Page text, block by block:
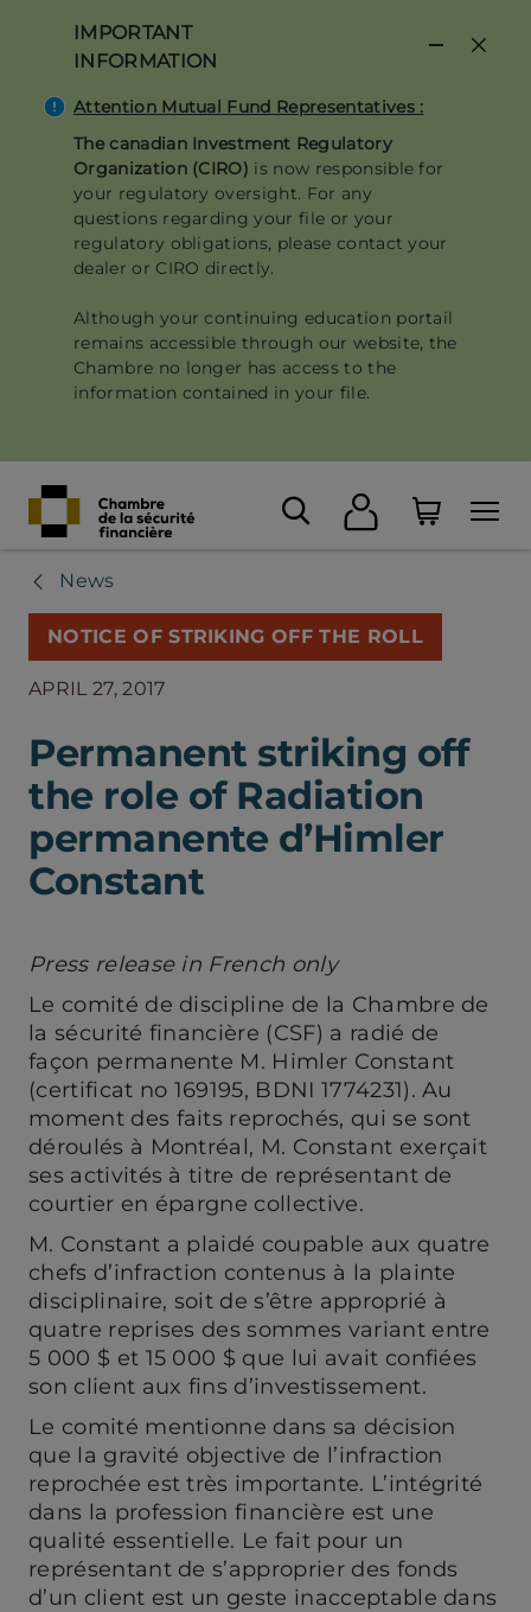
content
IMPORTANT
INFORMATION
Attention Mutual Fund Representatives :
The canadian Investment Regulatory
Organization (CIRO) is now responsible for
your regulatory oversight. For any
questions regarding your file or your
regulatory obligations, please contact your
dealer or CIRO directly.
Although your continuing education portail
remains accessible through our website, the
Chambre no longer has access to the
information contained in your file.
News
NOTICE OF STRIKING OFF THE ROLL
APRIL 27, 2017
Permanent striking off
the role of Radiation
permanente d’Himler
Constant
Press release in French only
Le comité de discipline de la Chambre de
la sécurité financière (CSF) a radié de
façon permanente M. Himler Constant
(certificat no 169195, BDNI 1774231). Au
moment des faits reprochés, qui se sont
déroulés à Montréal, M. Constant exerçait
ses activités à titre de représentant de
courtier en épargne collective.
M. Constant a plaidé coupable aux quatre
chefs d’infraction contenus à la plainte
disciplinaire, soit de s’être approprié à
quatre reprises des sommes variant entre
5 000 $ et 15 000 $ que lui avait confiées
son client aux fins d’investissement.
Le comité mentionne dans sa décision
que la gravité objective de l’infraction
reprochée est très importante. L’intégrité
dans la profession financière est une
qualité essentielle. Le fait pour un
représentant de s’approprier des fonds
d’un client est un geste inacceptable dans